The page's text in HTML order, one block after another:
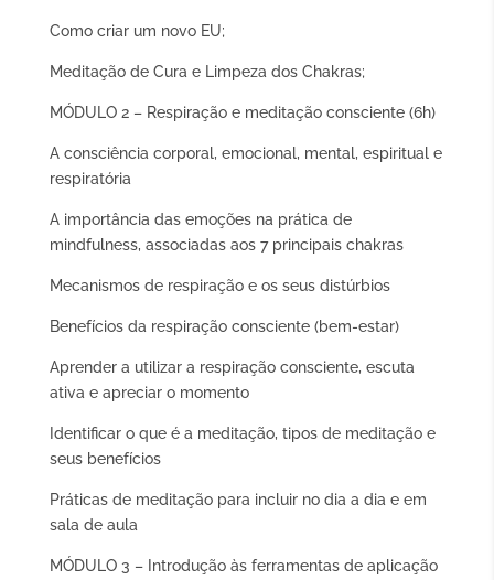
Como criar um novo EU;
Meditação de Cura e Limpeza dos Chakras;
MÓDULO 2 – Respiração e meditação consciente (6h)
A consciência corporal, emocional, mental, espiritual e
respiratória
A importância das emoções na prática de
mindfulness, associadas aos 7 principais chakras
Mecanismos de respiração e os seus distúrbios
Benefícios da respiração consciente (bem-estar)
Aprender a utilizar a respiração consciente, escuta
ativa e apreciar o momento
Identificar o que é a meditação, tipos de meditação e
seus benefícios
Práticas de meditação para incluir no dia a dia e em
sala de aula
MÓDULO 3 – Introdução às ferramentas de aplicação